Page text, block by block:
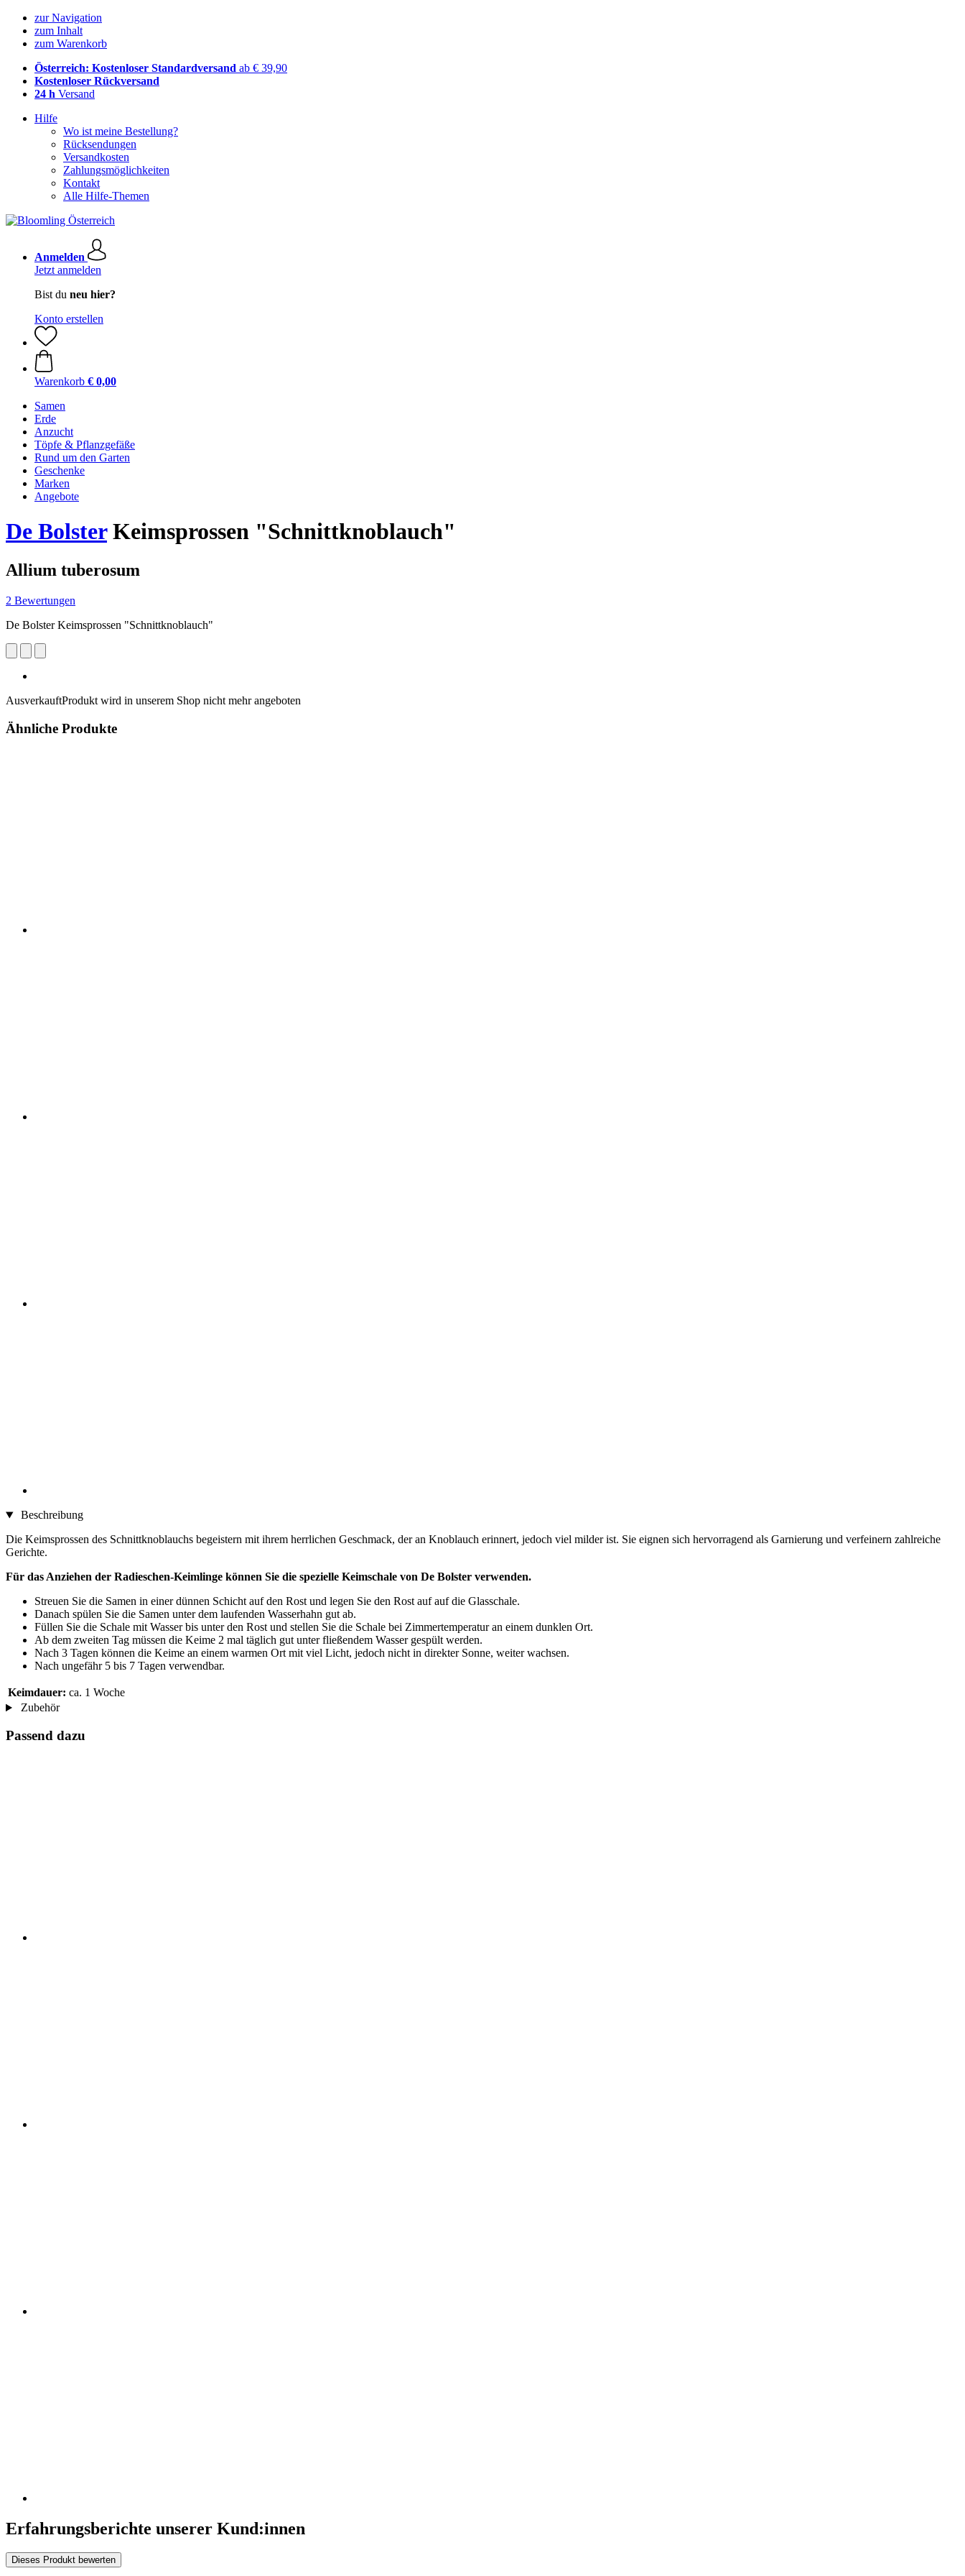
zur Navigation
zum Inhalt
zum Warenkorb
Österreich: Kostenloser Standardversand ab € 39,90
Kostenloser Rückversand
24 h Versand
Hilfe
Wo ist meine Bestellung?
Rücksendungen
Versandkosten
Zahlungsmöglichkeiten
Kontakt
Alle Hilfe-Themen
Anmelden
Jetzt anmelden
Bist du neu hier?
Konto erstellen
Warenkorb € 0,00
Samen
Erde
Anzucht
Töpfe & Pflanzgefäße
Rund um den Garten
Geschenke
Marken
Angebote
De BolsterKeimsprossen "Schnittknoblauch"
Allium tuberosum
2 Bewertungen
De Bolster Keimsprossen "Schnittknoblauch"
AusverkauftProdukt wird in unserem Shop nicht mehr angeboten
Ähnliche Produkte
Beschreibung
Die Keimsprossen des Schnittknoblauchs begeistern mit ihrem herrlichen Geschmack, der an Knoblauch erinnert, jedoch viel milder ist. Sie eignen sich hervorragend als Garnierung und verfeinern zahlreiche
Gerichte.
Für das Anziehen der Radieschen-Keimlinge können Sie die spezielle Keimschale von De Bolster verwenden.
Streuen Sie die Samen in einer dünnen Schicht auf den Rost und legen Sie den Rost auf auf die Glasschale.
Danach spülen Sie die Samen unter dem laufenden Wasserhahn gut ab.
Füllen Sie die Schale mit Wasser bis unter den Rost und stellen Sie die Schale bei Zimmertemperatur an einem dunklen Ort.
Ab dem zweiten Tag müssen die Keime 2 mal täglich gut unter fließendem Wasser gespült werden.
Nach 3 Tagen können die Keime an einem warmen Ort mit viel Licht, jedoch nicht in direkter Sonne, weiter wachsen.
Nach ungefähr 5 bis 7 Tagen verwendbar.
Keimdauer: ca. 1 Woche
Zubehör
Passend dazu
Erfahrungsberichte unserer Kund:innen
Dieses Produkt bewerten